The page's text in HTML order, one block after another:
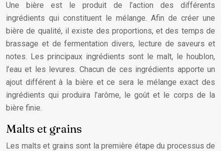
Une bière est le produit de l’action des différents
ingrédients qui constituent le mélange. Afin de créer une
bière de qualité, il existe des proportions, et des temps de
brassage et de fermentation divers, lecture de saveurs et
notes. Les principaux ingrédients sont le malt, le houblon,
l’eau et les levures. Chacun de ces ingrédients apporte un
ajout différent à la bière et ce sera le mélange exact des
ingrédients qui produira l’arôme, le goût et le corps de la
bière finie.
Malts et grains
Les malts et grains sont la première étape du processus de